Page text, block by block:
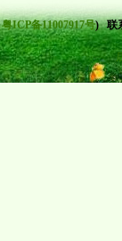
粤ICP备11007917号)联